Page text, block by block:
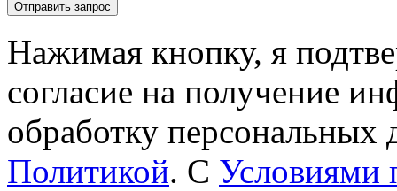
Нажимая кнопку, я
согласие на получение
обработку персональных
Политикой. С Условиями